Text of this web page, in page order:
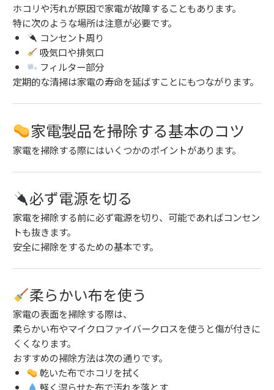
ホコリや汚れが原因で家電が故障することもあります。
特に次のような場所は注意が必要です。
コンセント周り
吸気口や排気口
フィルター部分
定期的な清掃は家電の寿命を延ばすことにもつながります。
家電製品を掃除する基本のコツ
家電を掃除する際にはいくつかのポイントがあります。
必ず電源を切る
家電を掃除する前に必ず電源を切り、可能であればコンセン
トも抜きます。
安全に掃除をするための基本です。
柔らかい布を使う
家電の表面を掃除する際は、
柔らかい布やマイクロファイバークロスを使うと傷が付きに
くくなります。
おすすめの掃除方法は次の通りです。
乾いた布でホコリを拭く
軽く湿らせた布で汚れを落とす